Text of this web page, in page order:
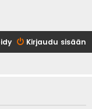
Kirjaudu sisään